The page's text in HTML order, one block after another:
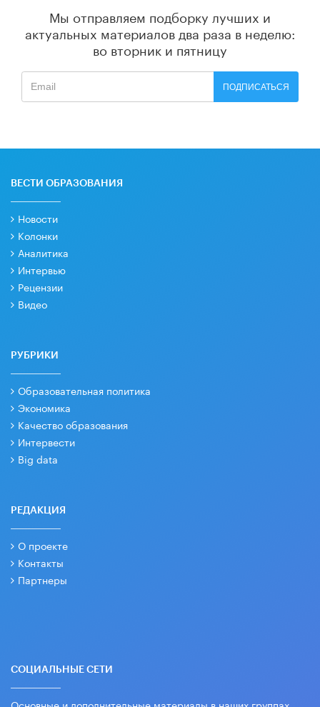
Мы отправляем подборку лучших и
актуальных материалов два раза в неделю:
во вторник и пятницу
ПОДПИСАТЬСЯ
ВЕСТИ ОБРАЗОВАНИЯ
Новости
Колонки
Аналитика
Интервью
Рецензии
Видео
РУБРИКИ
Образовательная политика
Экономика
Качество образования
Интервести
Big data
РЕДАКЦИЯ
О проекте
Контакты
Партнеры
СОЦИАЛЬНЫЕ СЕТИ